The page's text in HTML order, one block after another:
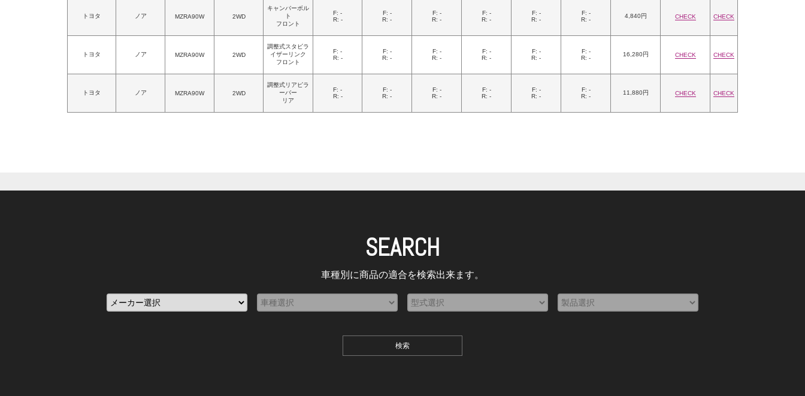
トヨタ ノア MZRA90W 2WD
キャンバーボル
ト
フロント
F: -
R: -
F: -
R: -
F: -
R: -
F: -
R: -
F: -
R: -
F: -
R: -
4,840円 CHECK CHECK
トヨタ ノア MZRA90W 2WD
調整式スタビラ
イザーリンク
フロント
F: -
R: -
F: -
R: -
F: -
R: -
F: -
R: -
F: -
R: -
F: -
R: -
16,280円 CHECK CHECK
トヨタ ノア MZRA90W 2WD
調整式リアピラ
ーバー
リア
F: -
R: -
F: -
R: -
F: -
R: -
F: -
R: -
F: -
R: -
F: -
R: -
11,880円 CHECK CHECK
SEARCH
車種別に商品の適合を検索出来ます。